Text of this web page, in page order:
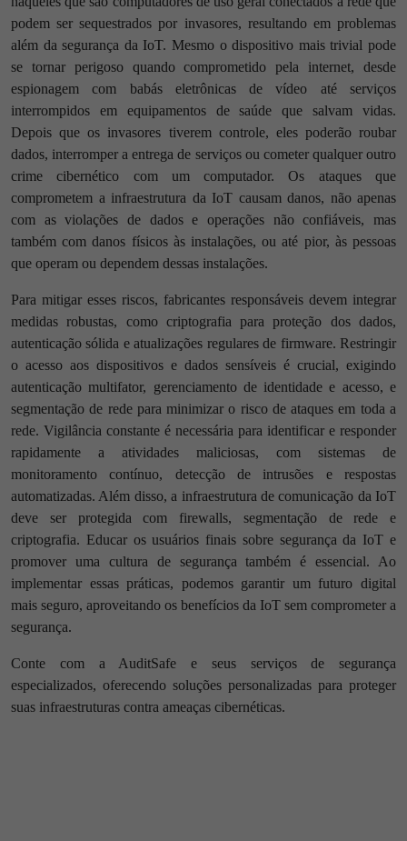
podem ser sequestrados por invasores, resultando em problemas
além da segurança da IoT. Mesmo o dispositivo mais trivial pode
se tornar perigoso quando comprometido pela internet, desde
espionagem com babás eletrônicas de vídeo até serviços
interrompidos em equipamentos de saúde que salvam vidas.
Depois que os invasores tiverem controle, eles poderão roubar
dados, interromper a entrega de serviços ou cometer qualquer outro
crime cibernético com um computador. Os ataques que
comprometem a infraestrutura da IoT causam danos, não apenas
com as violações de dados e operações não confiáveis, mas
também com danos físicos às instalações, ou até pior, às pessoas
que operam ou dependem dessas instalações.
Para mitigar esses riscos, fabricantes responsáveis devem integrar
medidas robustas, como criptografia para proteção dos dados,
autenticação sólida e atualizações regulares de firmware. Restringir
o acesso aos dispositivos e dados sensíveis é crucial, exigindo
autenticação multifator, gerenciamento de identidade e acesso, e
segmentação de rede para minimizar o risco de ataques em toda a
rede. Vigilância constante é necessária para identificar e responder
rapidamente a atividades maliciosas, com sistemas de
monitoramento contínuo, detecção de intrusões e respostas
automatizadas. Além disso, a infraestrutura de comunicação da IoT
deve ser protegida com firewalls, segmentação de rede e
criptografia. Educar os usuários finais sobre segurança da IoT e
promover uma cultura de segurança também é essencial. Ao
implementar essas práticas, podemos garantir um futuro digital
mais seguro, aproveitando os benefícios da IoT sem comprometer a
segurança.
Conte com a AuditSafe e seus serviços de segurança
especializados, oferecendo soluções personalizadas para proteger
suas infraestruturas contra ameaças cibernéticas.